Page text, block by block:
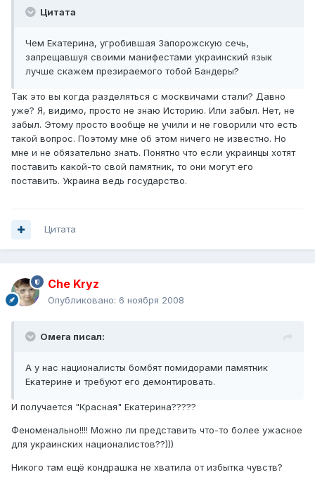
Цитата
Чем Екатерина, угробившая Запорожскую сечь,
запрещавшуя своими манифестами украинский язык
лучше скажем презираемого тобой Бандеры?
Так это вы когда разделяться с москвичами стали? Давно
уже? Я, видимо, просто не знаю Историю. Или забыл. Нет, не
забыл. Этому просто вообще не учили и не говорили что есть
такой вопрос. Поэтому мне об этом ничего не известно. Но
мне и не обязательно знать. Понятно что если украинцы хотят
поставить какой-то свой памятник, то они могут его
поставить. Украина ведь государство.
Цитата
Che Kryz
Опубликовано: 6 ноября 2008
Омега писал:
А у нас националисты бомбят помидорами памятник
Екатерине и требуют его демонтировать.
И получается "Красная" Екатерина?????
Феноменально!!!! Можно ли представить что-то более ужасное
для украинских националистов??)))
Никого там ещё кондрашка не хватила от избытка чувств?